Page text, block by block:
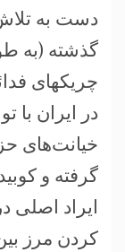
دست به
گذشته (به
چریکهای
در ایران با
خیانت‌های
گرفته و
ایراد
کردن مرز